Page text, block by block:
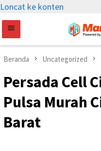
Loncat ke konten
Beranda Uncategorized
Persada Cell
Pulsa Murah
Barat